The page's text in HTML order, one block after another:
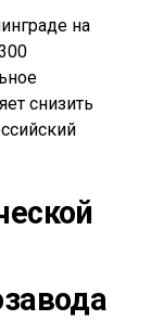
на
снизить